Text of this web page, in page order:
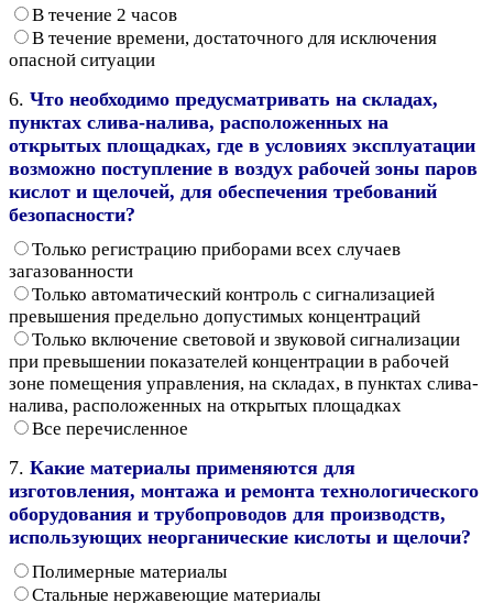
В течение 2 часов
В течение времени, достаточного для исключения
опасной ситуации
6. Что необходимо предусматривать на складах,
пунктах слива-налива, расположенных на
открытых площадках, где в условиях эксплуатации
возможно поступление в воздух рабочей зоны паров
кислот и щелочей, для обеспечения требований
безопасности?
Только регистрацию приборами всех случаев
загазованности
Только автоматический контроль с сигнализацией
превышения предельно допустимых концентраций
Только включение световой и звуковой сигнализации
при превышении показателей концентрации в рабочей
зоне помещения управления, на складах, в пунктах слива-
налива, расположенных на открытых площадках
Все перечисленное
7. Какие материалы применяются для
изготовления, монтажа и ремонта технологического
оборудования и трубопроводов для производств,
использующих неорганические кислоты и щелочи?
Полимерные материалы
Стальные нержавеющие материалы